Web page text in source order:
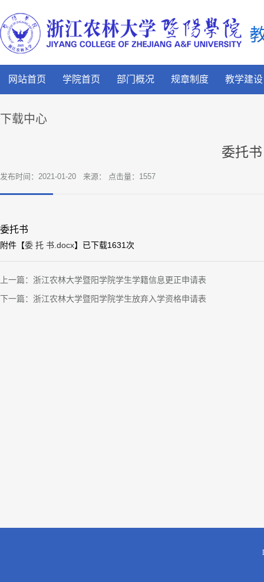
网站首页 学院首页 部门概况 规章制度 教学建设
下载中心
委托书
发布时间：2021-01-20 来源： 点击量： 1557
委托书
附件【委 托 书.docx】已下载1631 次
上一篇： 浙江农林大学暨阳学院学生学籍信息更正申请表
下一篇： 浙江农林大学暨阳学院学生放弃入学资格申请表